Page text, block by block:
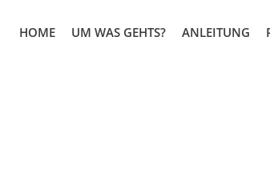
HOME UM WAS GEHTS? ANLEITUNG